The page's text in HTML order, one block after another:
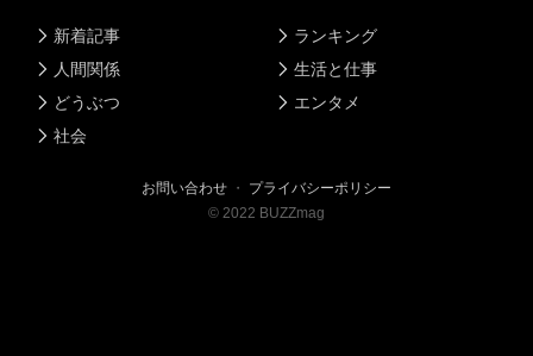
新着記事
人間関係
どうぶつ
社会
ランキング
生活と仕事
エンタメ
お問い合わせ ・ プライバシーポリシー
© 2022 BUZZmag